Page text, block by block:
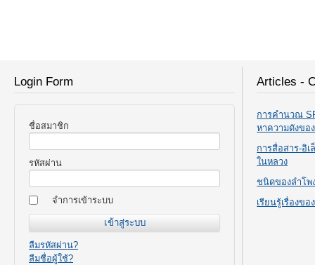
Login Form
ชื่อสมาชิก
รหัสผ่าน
จำการเข้าระบบ
ลืมรหัสผ่าน?
ลืมชื่อผู้ใช้?
Articles -
การคำนวณ
หาความดังขอ
การสื่อสาร-อิ
ในหลวง
ชนิดของลำโพ
เรียนรู้เรื่องขอ